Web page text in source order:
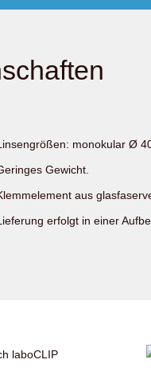
monokular Ø
Gewicht.
aus
erfolgt in einer